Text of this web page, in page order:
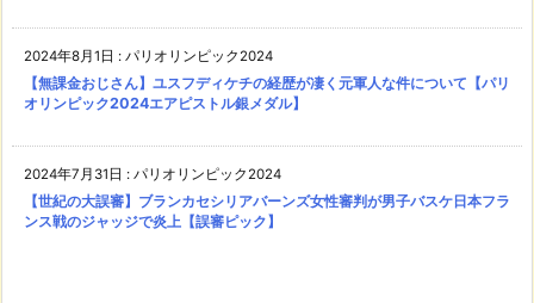
2024年8月1日 : パリオリンピック2024
【無課金おじさん】ユスフディケチの経歴が凄く元軍人な件について【パリ
オリンピック2024エアピストル銀メダル】
2024年7月31日 : パリオリンピック2024
【世紀の大誤審】ブランカセシリアバーンズ女性審判が男子バスケ日本フラ
ンス戦のジャッジで炎上【誤審ピック】